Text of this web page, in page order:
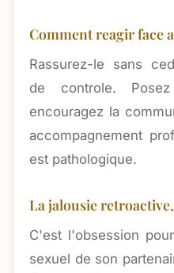
Comment reagir face
Rassurez-le sans
de controle.
encouragez la
accompagnement
est pathologique.
La jalousie
C'est l'obsession
sexuel de son